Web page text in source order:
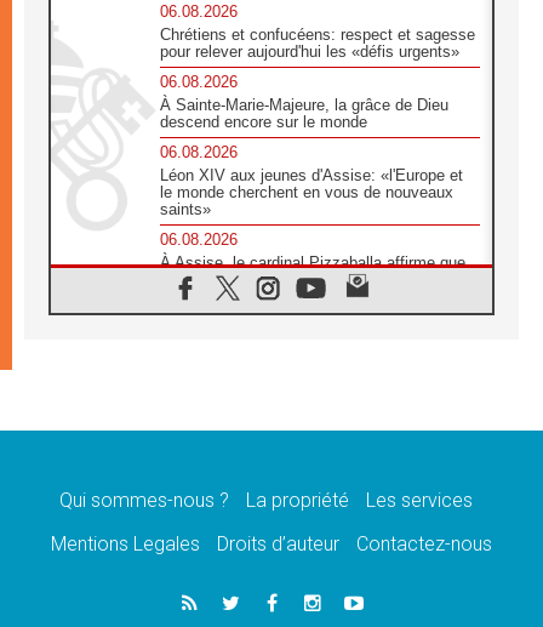
06.08.2026
Chrétiens et confucéens: respect et sagesse
pour relever aujourd'hui les «défis urgents»
06.08.2026
À Sainte-Marie-Majeure, la grâce de Dieu
descend encore sur le monde
06.08.2026
Léon XIV aux jeunes d'Assise: «l'Europe et
le monde cherchent en vous de nouveaux
saints»
06.08.2026
À Assise, le cardinal Pizzaballa affirme que
«les chrétiens veulent la paix»
06.08.2026
message de paix et de dignité humaine»
«La visite du Pape en Uruguay renforcera
05.08.2026
Le nonce en Ukraine: «Il est inquiétant
Qui sommes-nous ? La propriété
Les services
Mentions Legales
Droits d’auteur Contactez-nous